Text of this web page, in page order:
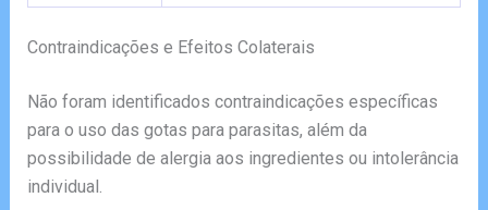
Contraindicações e Efeitos Colaterais
Não foram identificados contraindicações específicas
para o uso das gotas para parasitas, além da
possibilidade de alergia aos ingredientes ou intolerância
individual.